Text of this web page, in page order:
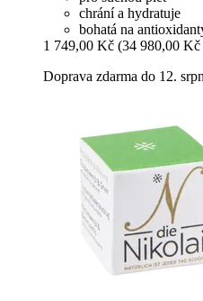
chrání a hydratuje
bohatá na
1 749,00 Kč (34 980,00
Doprava zdarma do 12.